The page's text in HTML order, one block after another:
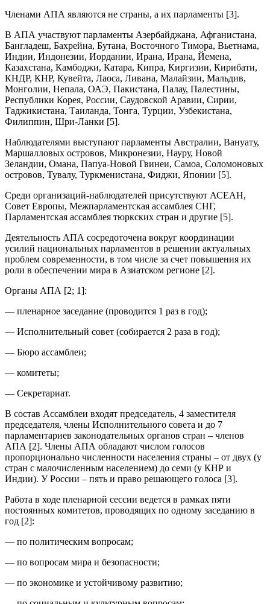
Членами АПА являются не страны, а их парламенты [3].
В АПА участвуют парламенты Азербайджана, Афганистана,
Бангладеш, Бахрейна, Бутана, Восточного Тимора, Вьетнама,
Индии, Индонезии, Иордании, Ирана, Ирана, Йемена,
Казахстана, Камбоджи, Катара, Кипра, Киргизии, Кирибати,
КНДР, КНР, Кувейта, Лаоса, Ливана, Малайзии, Мальдив,
Монголии, Непала, ОАЭ, Пакистана, Палау, Палестины,
Республики Корея, России, Саудовской Аравии, Сирии,
Таджикистана, Таиланда, Тонга, Турции, Узбекистана,
Филиппин, Шри-Ланки [5].
Наблюдателями выступают парламенты Австралии, Вануату,
Маршалловых островов, Микронезии, Науру, Новой
Зеландии, Омана, Папуа-Новой Гвинеи, Самоа, Соломоновых
островов, Тувалу, Туркменистана, Фиджи, Японии [5].
Среди организаций-наблюдателей присутствуют АСЕАН,
Совет Европы, Межпарламентская ассамблея СНГ,
Парламентская ассамблея тюркских стран и другие [5].
Деятельность АПА сосредоточена вокруг координации
усилий национальных парламентов в решении актуальных
проблем современности, в том числе за счет повышения их
роли в обеспечении мира в Азиатском регионе [2].
Органы АПА [2; 1]:
— пленарное заседание (проводится 1 раз в год);
— Исполнительный совет (собирается 2 раза в год);
— Бюро ассамблеи;
— комитеты;
— Секретариат.
В состав Ассамблеи входят председатель, 4 заместителя
председателя, члены Исполнительного совета и до 7
парламентариев законодательных органов стран – членов
АПА [2]. Члены АПА обладают числом голосов
пропорционально численности населения страны – от двух (у
стран с малочисленным населением) до семи (у КНР и
Индии). У России – пять и право решающего голоса [3].
Работа в ходе пленарной сессии ведется в рамках пяти
постоянных комитетов, проводящих по одному заседанию в
год [2]:
— по политическим вопросам;
— по вопросам мира и безопасности;
— по экономике и устойчивому развитию;